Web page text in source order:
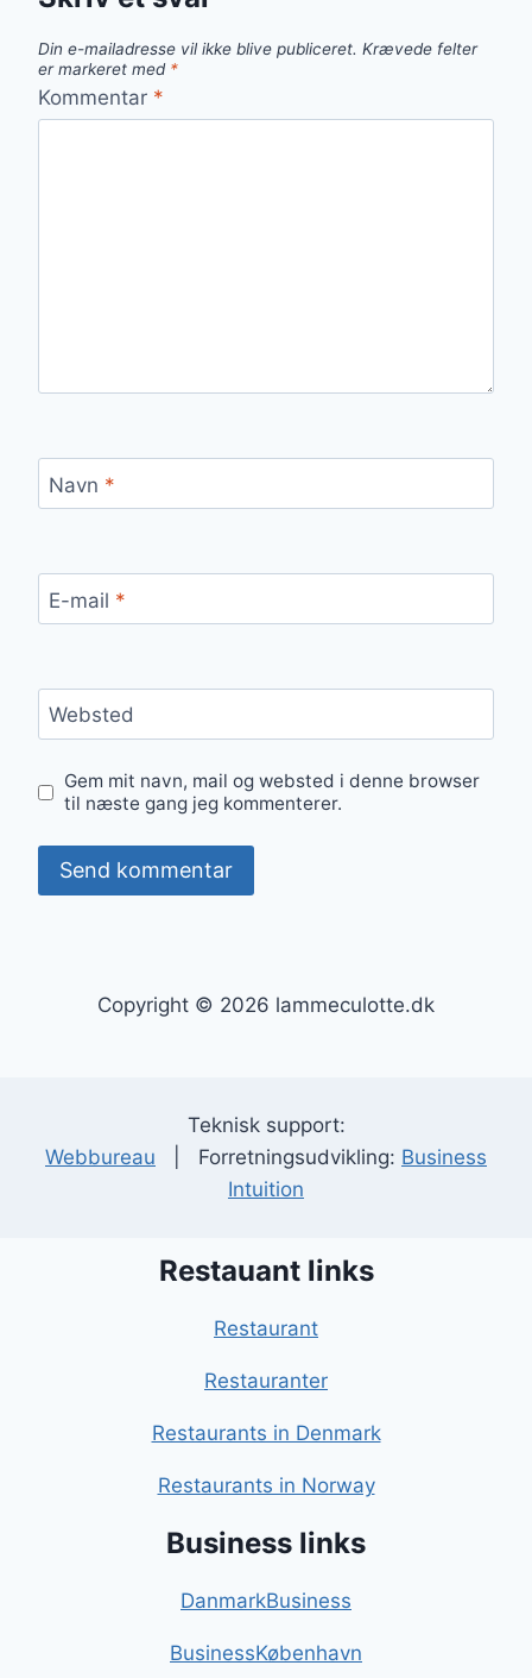
Din e-mailadresse vil ikke blive publiceret. Krævede felter
er markeret med *
Kommentar *
Navn *
E-mail *
Websted
Gem mit navn, mail og websted i denne browser
til næste gang jeg kommenterer.
Copyright © 2026 lammeculotte.dk
Teknisk support:
Webbureau | Forretningsudvikling: Business
Intuition
Restauant links
Restaurant
Restauranter
Restaurants in Denmark
Restaurants in Norway
Business links
DanmarkBusiness
BusinessKøbenhavn